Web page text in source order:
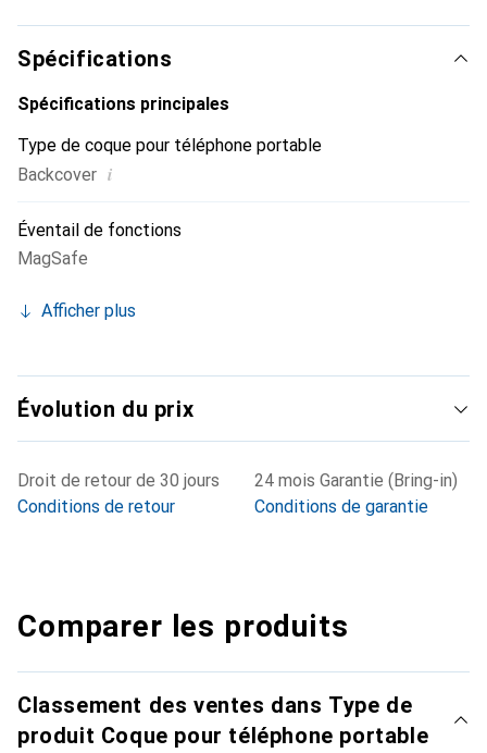
ses produits de haute qualité et constitue un choix fiable
pour une clientèle exigeante.
Spécifications
Spécifications principales
Type de coque pour téléphone portable
Backcover i
Éventail de fonctions
MagSafe
Afficher plus
Évolution du prix
Droit de retour de 30 jours
Conditions de retour
24 mois Garantie (Bring-in)
Conditions de garantie
Comparer les produits
Classement des ventes dans Type de
produit Coque pour téléphone portable